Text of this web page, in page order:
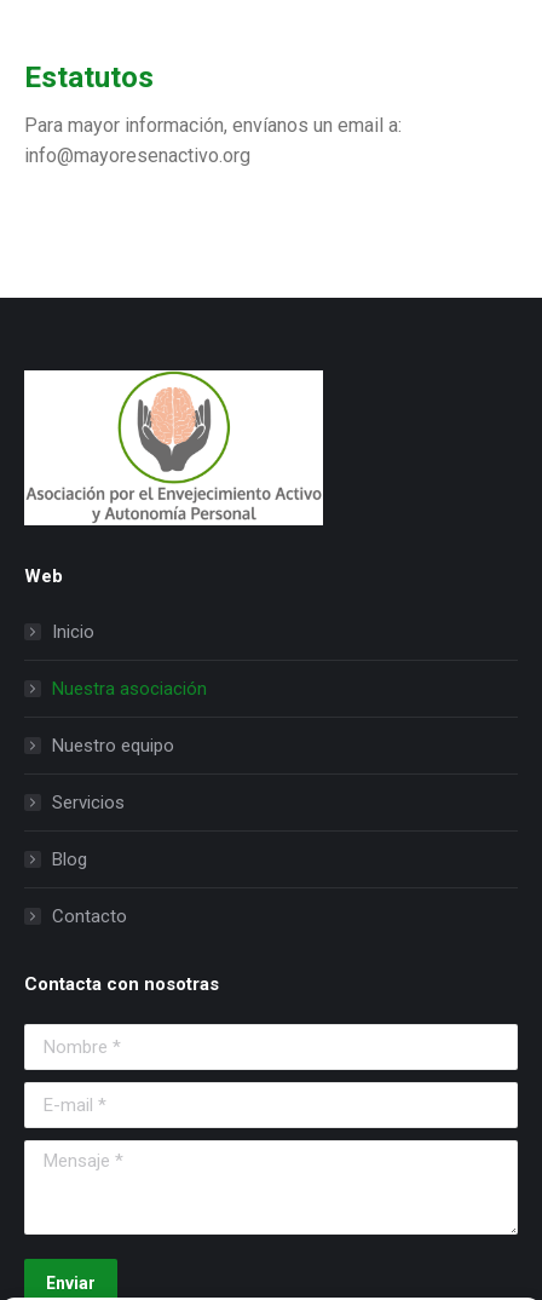
Estatutos
Para mayor información, envíanos un email a:
info@mayoresenactivo.org
Web
Inicio
Nuestra asociación
Nuestro equipo
Servicios
Blog
Contacto
Contacta con nosotras
Nombre *
E-mail *
Mensaje *
Enviar